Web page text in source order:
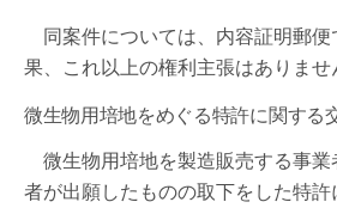
同案件については、内容証明郵
果、これ以上の権利主張はありませ
微生物用培地をめぐる特許に関する
微生物用培地を製造販売する事業
者が出願したものの取下をした特